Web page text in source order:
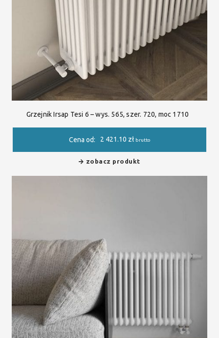
Grzejnik Irsap Tesi 6 – wys. 565, szer. 720, moc 1710
Cena od: 2 421.10 zł brutto
zobacz produkt